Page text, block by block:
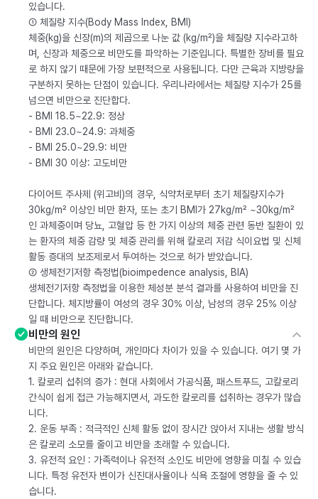
있습니다.
① 체질량 지수(Body Mass Index, BMI)
체중(kg)을 신장(m)의 제곱으로 나눈 값 (kg/m²)을 체질량 지수라고하
며, 신장과 체중으로 비만도를 파악하는 기준입니다. 특별한 장비를 필요
로 하지 않기 때문에 가장 보편적으로 사용됩니다. 다만 근육과 지방량을
구분하지 못하는 단점이 있습니다. 우리나라에서는 체질량 지수가 25를
넘으면 비만으로 진단합다.
- BMI 18.5~22.9: 정상
- BMI 23.0~24.9: 과체중
- BMI 25.0~29.9: 비만
- BMI 30 이상: 고도비만
다이어트 주사제 (위고비)의 경우, 식약처로부터 초기 체질량지수가
30kg/m² 이상인 비만 환자, 또는 초기 BMI가 27kg/m² ~30kg/m²
인 과체중이며 당뇨, 고혈압 등 한 가지 이상의 체중 관련 동반 질환이 있
는 환자의 체중 감량 및 체중 관리를 위해 칼로리 저감 식이요법 및 신체
활동 증대의 보조제로서 투여하는 것으로 허가 받았습니다.
② 생체전기저항 측정법(bioimpedence analysis, BIA)
생체전기저항 측정법을 이용한 체성분 분석 결과를 사용하여 비만을 진
단합니다. 체지방률이 여성의 경우 30% 이상, 남성의 경우 25% 이상
일 때 비만으로 진단합니다.
비만의 원인
비만의 원인은 다양하며, 개인마다 차이가 있을 수 있습니다. 여기 몇 가
지 주요 원인은 아래와 같습니다.
1. 칼로리 섭취의 증가 : 현대 사회에서 가공식품, 패스트푸드, 고칼로리
간식이 쉽게 접근 가능해지면서, 과도한 칼로리를 섭취하는 경우가 많습
니다.
2. 운동 부족 : 적극적인 신체 활동 없이 장시간 앉아서 지내는 생활 방식
은 칼로리 소모를 줄이고 비만을 초래할 수 있습니다.
3. 유전적 요인 : 가족력이나 유전적 소인도 비만에 영향을 미칠 수 있습
니다. 특정 유전자 변이가 신진대사율이나 식욕 조절에 영향을 줄 수 있
습니다.